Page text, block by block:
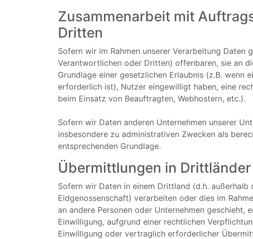
Zusammenarbeit mit
Dritten
Sofern wir im Rahmen unserer Verarbeitung Daten
Verantwortlichen oder Dritten) offenbaren, sie an
Grundlage einer gesetzlichen Erlaubnis (z.B.
erforderlich ist), Nutzer eingewilligt haben, eine
beim Einsatz von Beauftragten, Webhostern, etc.).
Sofern wir Daten anderen Unternehmen unserer
insbesondere zu administrativen Zwecken als
entsprechenden Grundlage.
Übermittlungen in Drittländer
Sofern wir Daten in einem Drittland (d.h.
Eidgenossenschaft) verarbeiten oder dies im
an andere Personen oder Unternehmen
Einwilligung, aufgrund einer rechtlichen
Einwilligung oder vertraglich erforderlicher